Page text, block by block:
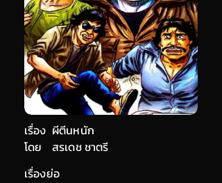
เรื่อง ผีตีนหนัก
สรเดช ชาตรี
โดย
เรื่องย่อ